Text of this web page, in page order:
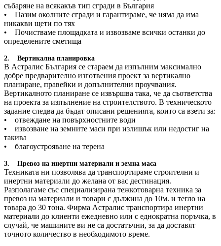
събаряне на всякакъв тип сгради в България
• Пазим околните сгради и гарантираме, че няма да има
никакви щети по тях
• Почистваме площадката и извозваме всички останки до
определените сметища
2. Вертикална планировка
В Астралис България се стараем да изпълним максимално
добре предварително изготвения проект за вертикално
планиране, правейки и допълнителни проучвания.
Вертикалното планиране се извършва така, че да съответства
на проекта за изпълнение на строителството. В техническото
задание следва да бъдат описани решенията, които са взети за:
• отвеждане на повърхностните води
• извозване на земните маси при излишък или недостиг на
такива
• благоустрояване на терена
3. Превоз на инертни материали и земна маса
Техниката ни позволява да транспортираме строителни и
инертни материали до желана от вас дестинация.
Разполагаме със специализирана тежкотоварна техника за
превоз на материали и товари с дължина до 10м. и тегло на
товара до 30 тона. Фирма Астралис транспортира инертни
материали до клиенти ежедневно или с еднократна поръчка, в
случай, че машините ви не са достатъчни, за да доставят
точното количество в необходимото време.